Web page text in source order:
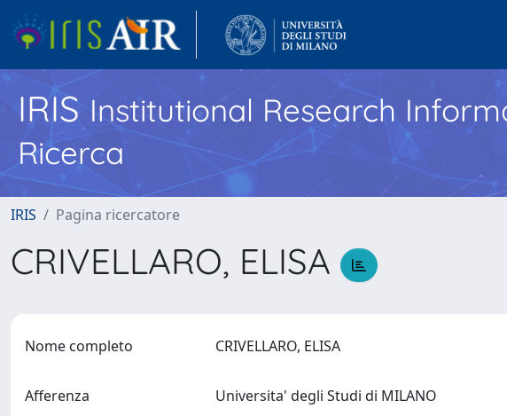
IRISInstitutional Research
Ricerca
IRIS Pagina ricercatore
CRIVELLARO, ELISA
Nome completo CRIVELLARO, ELISA
Afferenza Universita' degli Studi di MILANO